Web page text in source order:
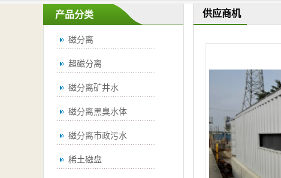
产品分类
磁分离
超磁分离
磁分离矿井水
磁分离黑臭水体
磁分离市政污水
稀土磁盘
供应商机